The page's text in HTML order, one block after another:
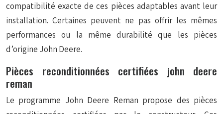
compatibilité exacte de ces pièces adaptables avant leur
installation. Certaines peuvent ne pas offrir les mêmes
performances ou la même durabilité que les pièces
d’origine John Deere.
Pièces reconditionnées certifiées john deere
reman
Le programme John Deere Reman propose des pièces